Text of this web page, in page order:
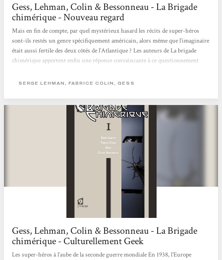
Gess, Lehman, Colin & Bessonneau - La Brigade
chimérique - Nouveau regard
Mais en fin de compte, par quel mystérieux hasard les récits de super-héros
sont-ils restés un genre spécifiquement américain, alors même que l’imaginaire
était aussi fertile des deux côtés de l’Atlantique ? Les auteurs de La brigade
chimérique apportent enfin une réponse convaincante à ce questionnement
et en expliquant pourquoi ils ont disparu à l’issue de la Deuxième Guerre
SERGE LEHMAN, FABRICE COLIN, GESS
Gess, Lehman, Colin & Bessonneau - La Brigade
chimérique - Culturellement Geek
Les super-héros à l’aube de la seconde guerre mondiale En 1938, l’Europe